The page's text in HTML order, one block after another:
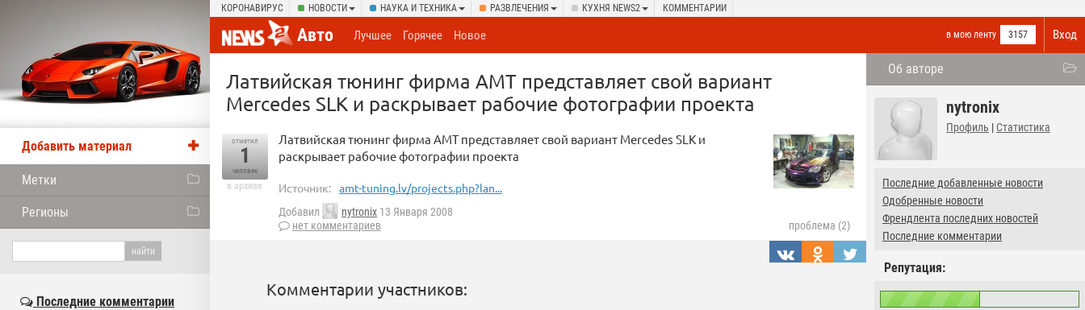
КОРОНАВИРУС НОВОСТИ НАУКА И ТЕХНИКА РАЗВЛЕЧЕНИЯ КУХНЯ NEWS2 КОММЕНТАРИИ
Вход
Авто в мою ленту 3157
Лучшее Горячее Новое
Об авторе
nytronix
Профиль | Статистика
Последние добавленные новости
Одобренные новости
Френдлента последних новостей
Последние комментарии
Репутация:
Латвийская тюнинг фирма AMT представляет свой вариант
Mercedes SLK и раскрывает рабочие фотографии проекта
отметил
1
человек
в архиве
Латвийская тюнинг фирма AMT представляет свой вариант Mercedes SLK и
раскрывает рабочие фотографии проекта
Источник: amt-tuning.lv/projects.php?lan...
Добавил nytronix 13 Января 2008
нет комментариев
проблема (2)
Комментарии участников:
Добавить материал
Метки
Регионы
Последние комментарии